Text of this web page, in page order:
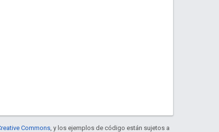
Commons , y los ejemplos de código están sujetos a